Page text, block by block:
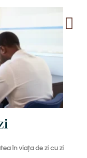
în viața de zi cu zi